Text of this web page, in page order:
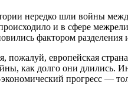
нередко шли войны
и в сфере
фактором разделения
европейская страна,
как долго они длились.
прогресс —